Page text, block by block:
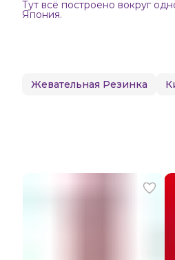
Тут всё построено вокруг
Япония.
Жевательная Резинка